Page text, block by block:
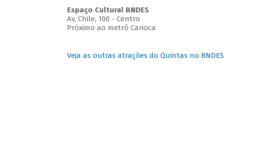
Espaço Cultural BNDES
Av, Chile, 100 - Centro
Próximo ao metrô Carioca
Veja as outras atrações do Quintas no BNDES